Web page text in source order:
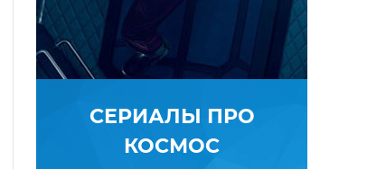
СЕРИАЛЫ ПРО
КОСМОС